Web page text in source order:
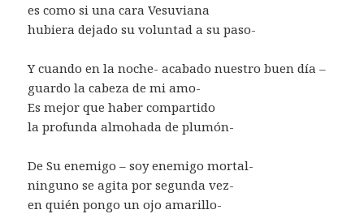
es como si una cara Vesuviana
hubiera dejado su voluntad a su paso-
Y cuando en la noche- acabado nuestro buen día –
guardo la cabeza de mi amo-
Es mejor que haber compartido
la profunda almohada de plumón-
De Su enemigo – soy enemigo mortal-
ninguno se agita por segunda vez-
en quién pongo un ojo amarillo-